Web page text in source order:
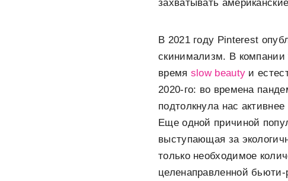
захватывать
В 2021 году Pinterest
скинимализм. В компании
время slow beauty и
2020-го: во времена
подтолкнула нас
Еще одной причиной
выступающая за
только необходимое
целенаправленной